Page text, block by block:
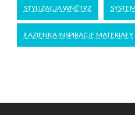
STYLIZACJA WNĘTRZ
ŁAZIENKA INSPIRACJE MATERIAŁY